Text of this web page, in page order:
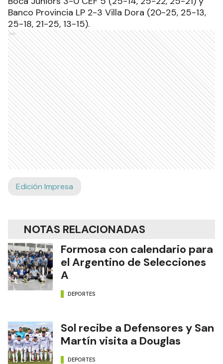
Banco Provincia LP 2-3 Villa Dora (20-25, 25-13,
25-18, 21-25, 13-15).
Ads
Edición Impresa
NOTAS RELACIONADAS
Formosa con calendario para
el Argentino de Selecciones
A
DEPORTES
Sol recibe a Defensores y San
Martín visita a Douglas
DEPORTES